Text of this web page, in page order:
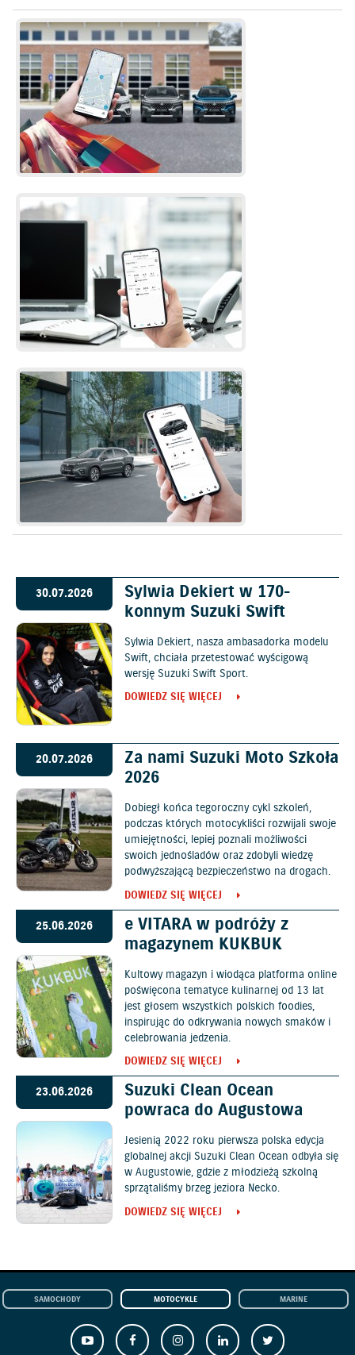
30.07.2026
Sylwia Dekiert w 170-
konnym Suzuki Swift
Sylwia Dekiert, nasza ambasadorka modelu
Swift, chciała przetestować wyścigową
wersję Suzuki Swift Sport.
DOWIEDZ SIĘ WIĘCEJ
20.07.2026
Za nami Suzuki Moto Szkoła
2026
Dobiegł końca tegoroczny cykl szkoleń,
podczas których motocykliści rozwijali swoje
umiejętności, lepiej poznali możliwości
swoich jednośladów oraz zdobyli wiedzę
podwyższającą bezpieczeństwo na drogach.
DOWIEDZ SIĘ WIĘCEJ
25.06.2026
e VITARA w podróży z
magazynem KUKBUK
Kultowy magazyn i wiodąca platforma online
poświęcona tematyce kulinarnej od 13 lat
jest głosem wszystkich polskich foodies,
inspirując do odkrywania nowych smaków i
celebrowania jedzenia.
DOWIEDZ SIĘ WIĘCEJ
23.06.2026
Suzuki Clean Ocean
powraca do Augustowa
Jesienią 2022 roku pierwsza polska edycja
globalnej akcji Suzuki Clean Ocean odbyła się
w Augustowie, gdzie z młodzieżą szkolną
sprzątaliśmy brzeg jeziora Necko.
DOWIEDZ SIĘ WIĘCEJ
SAMOCHODY MOTOCYKLE MARINE